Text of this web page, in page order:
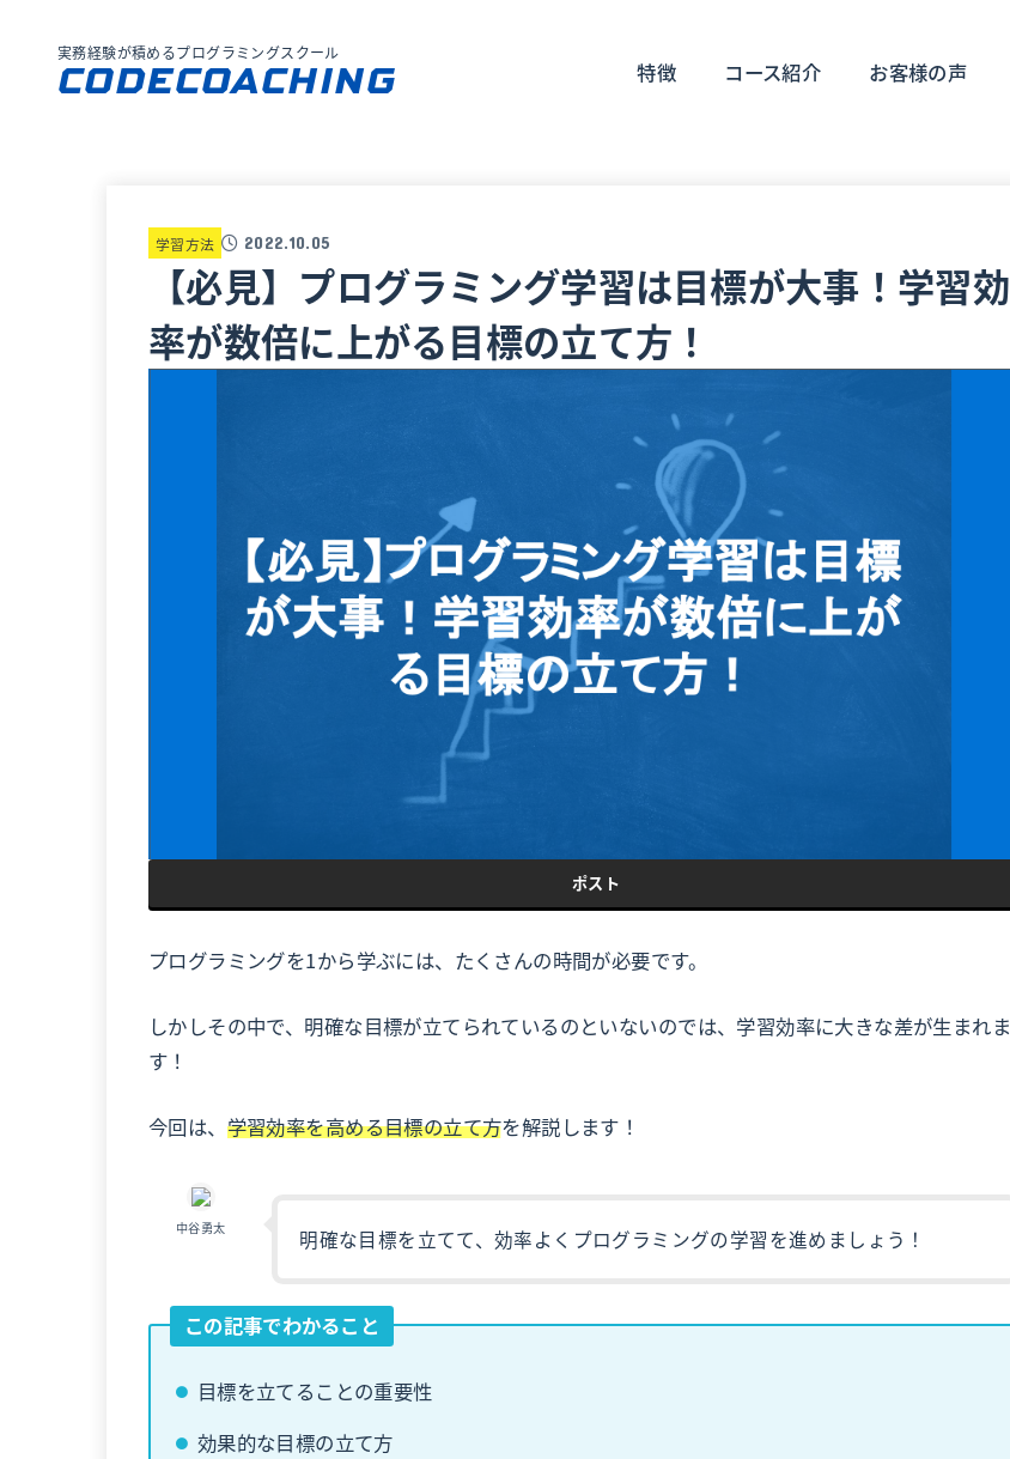
実務経験が積めるプログラミングスクール
CODECOACHING 特徴 コース紹介 お客様の声
学習方法 2022.10.05
【必見】プログラミング学習は目標が大事！学習効
率が数倍に上がる目標の立て方！
ポスト
プログラミングを1から学ぶには、たくさんの時間が必要です。
しかしその中で、明確な目標が立てられているのといないのでは、学習効率に大きな差が生まれま
す！
今回は、 学習効率を高める目標の立て方を解説します！
中谷勇太 明確な目標を立てて、効率よくプログラミングの学習を進めましょう！
この記事でわかること
目標を立てることの重要性
効果的な目標の立て方